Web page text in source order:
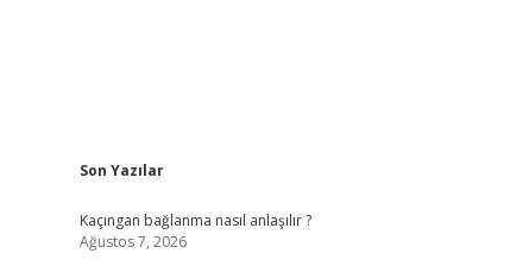
Sidebar
Son Yazılar
Kaçıngan bağlanma nasıl anlaşılır ?
Ağustos 7, 2026